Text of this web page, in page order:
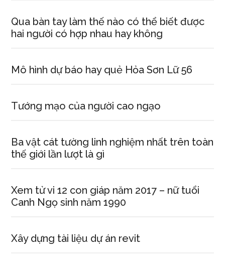
Qua bàn tay làm thế nào có thể biết được
hai người có hợp nhau hay không
Mô hình dự báo hay quẻ Hỏa Sơn Lữ 56
Tướng mạo của người cao ngạo
Ba vật cát tường linh nghiệm nhất trên toàn
thế giới lần lượt là gì
Xem tử vi 12 con giáp năm 2017 – nữ tuổi
Canh Ngọ sinh năm 1990
Xây dựng tài liệu dự án revit